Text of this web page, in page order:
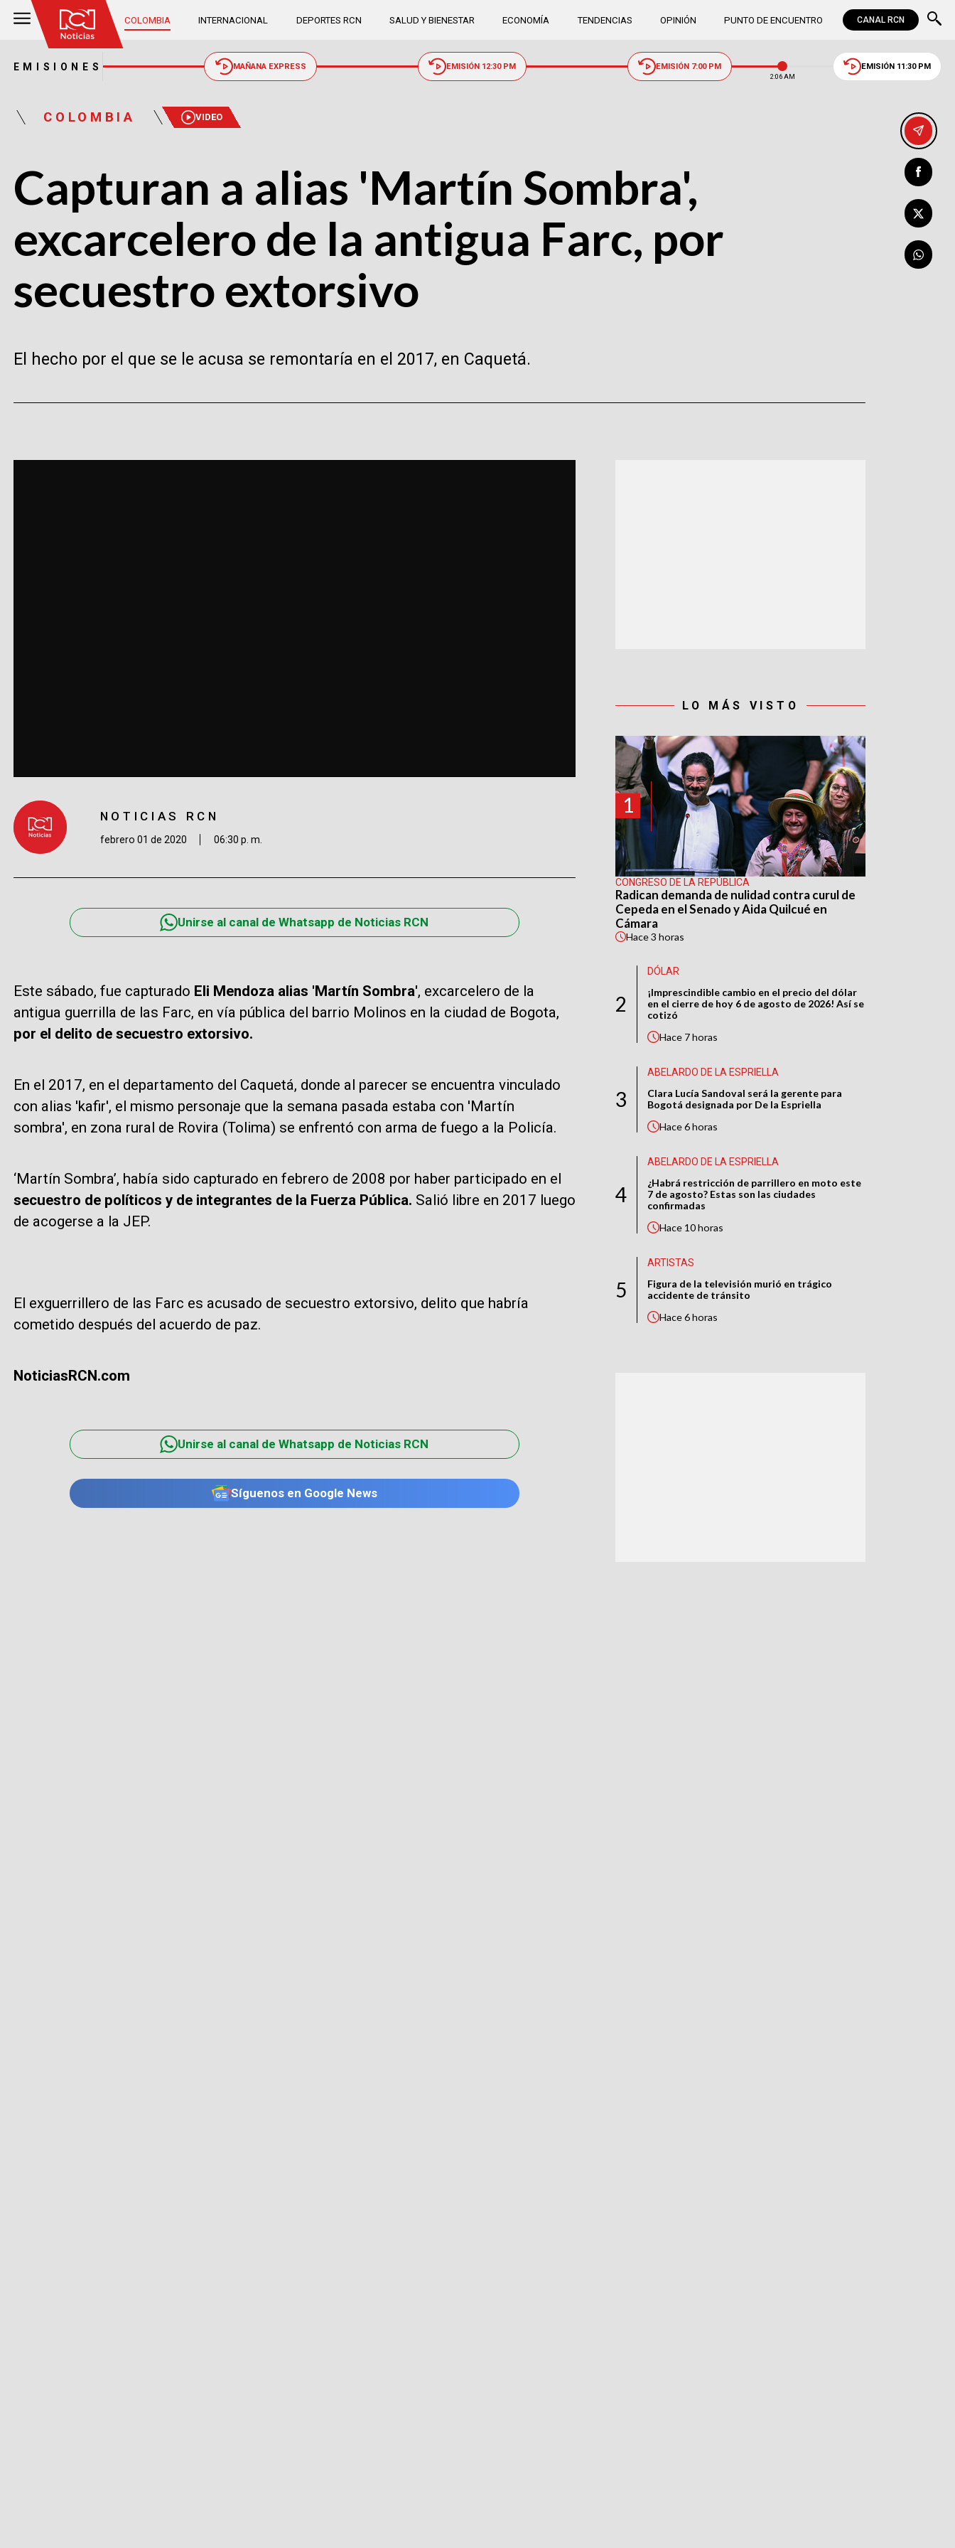
COLOMBIA INTERNACIONAL DEPORTES RCN SALUD Y BIENESTAR ECONOMÍA TENDENCIAS OPINIÓN PUNTO DE ENCUENTRO CANAL RCN
EMISIONES MAÑANA EXPRESS EMISIÓN 12:30 PM EMISIÓN 7:00 PM
2:06 AM
EMISIÓN 11:30 PM
COLOMBIA VIDEO
Capturan a alias 'Martín Sombra',
excarcelero de la antigua Farc, por
secuestro extorsivo
El hecho por el que se le acusa se remontaría en el 2017, en Caquetá.
NOTICIAS RCN
febrero 01 de 2020 06:30 p. m.
Unirse al canal de Whatsapp de Noticias RCN
Este sábado, fue capturado Eli Mendoza alias 'Martín Sombra', excarcelero de la
antigua guerrilla de las Farc, en vía pública del barrio Molinos en la ciudad de Bogota,
por el delito de secuestro extorsivo.
En el 2017, en el departamento del Caquetá, donde al parecer se encuentra vinculado
con alias 'kafir', el mismo personaje que la semana pasada estaba con 'Martín
sombra', en zona rural de Rovira (Tolima) se enfrentó con arma de fuego a la Policía.
‘Martín Sombra’, había sido capturado en febrero de 2008 por haber participado en el
secuestro de políticos y de integrantes de la Fuerza Pública. Salió libre en 2017 luego
de acogerse a la JEP.
El exguerrillero de las Farc es acusado de secuestro extorsivo, delito que habría
cometido después del acuerdo de paz.
NoticiasRCN.com
Unirse al canal de Whatsapp de Noticias RCN
Síguenos en Google News
LO MÁS VISTO
1
CONGRESO DE LA REPÚBLICA
Radican demanda de nulidad contra curul de
Cepeda en el Senado y Aida Quilcué en
Cámara
Hace3 horas
2
DÓLAR
¡Imprescindible cambio en el precio del dólar
en el cierre de hoy 6 de agosto de 2026! Así se
cotizó
Hace 7 horas
3
ABELARDO DE LA ESPRIELLA
Clara Lucía Sandoval será la gerente para
Bogotá designada por De la Espriella
Hace6 horas
4
ABELARDO DE LA ESPRIELLA
¿Habrá restricción de parrillero en moto este
7 de agosto? Estas son las ciudades
confirmadas
Hace 10 horas
5
ARTISTAS
Figura de la televisión murió en trágico
accidente de tránsito
Hace6 horas